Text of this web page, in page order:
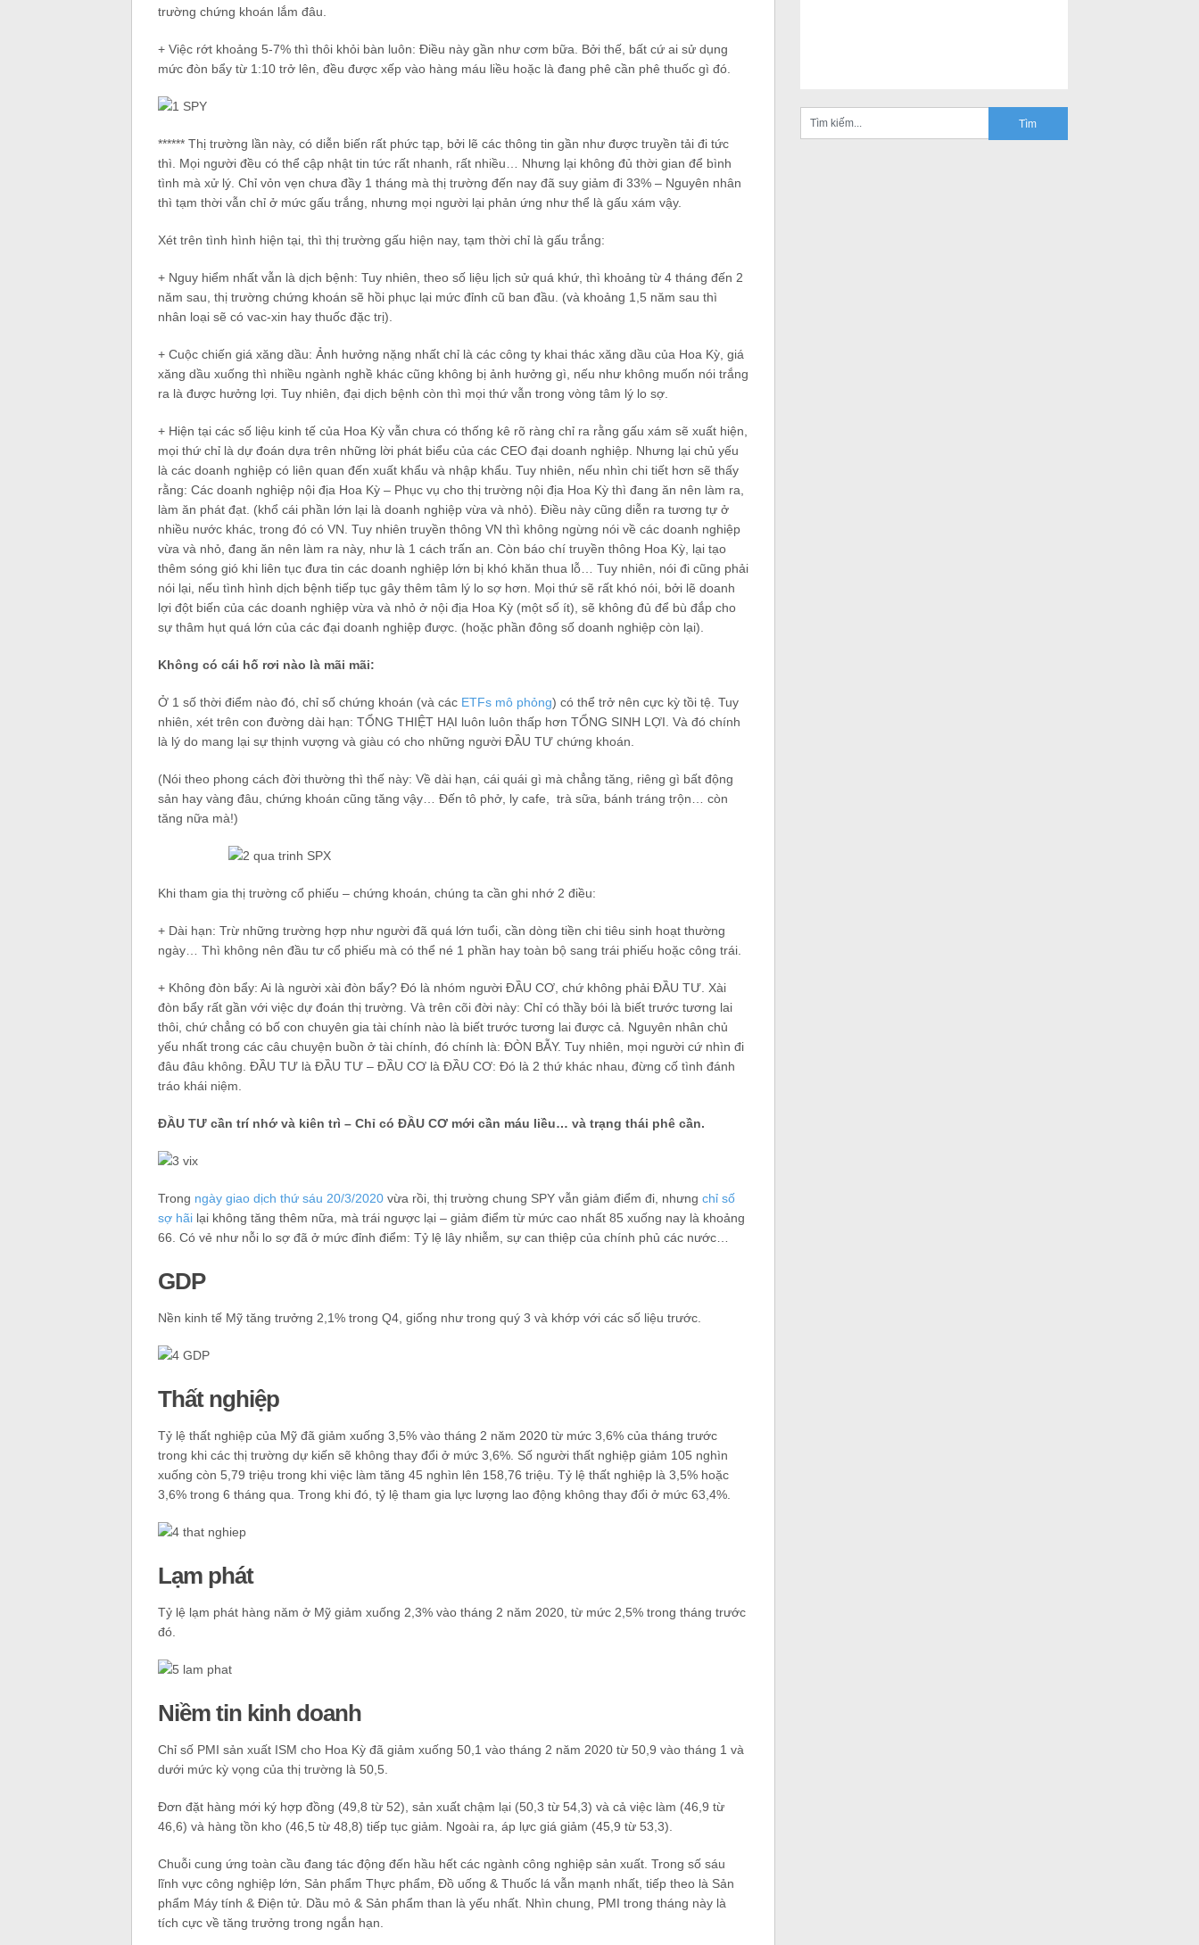
trường chứng khoán lắm đâu.
+ Việc rớt khoảng 5-7% thì thôi khỏi bàn luôn: Điều này gần như cơm bữa. Bởi thế, bất cứ ai sử dụng
mức đòn bẩy từ 1:10 trở lên, đều được xếp vào hàng máu liều hoặc là đang phê cần phê thuốc gì đó.
****** Thị trường lần này, có diễn biến rất phức tạp, bởi lẽ các thông tin gần như được truyền tải đi tức
thì. Mọi người đều có thể cập nhật tin tức rất nhanh, rất nhiều… Nhưng lại không đủ thời gian để bình
tình mà xử lý. Chỉ vỏn vẹn chưa đầy 1 tháng mà thị trường đến nay đã suy giảm đi 33% – Nguyên nhân
thì tạm thời vẫn chỉ ở mức gấu trắng, nhưng mọi người lại phản ứng như thể là gấu xám vậy.
Xét trên tình hình hiện tại, thì thị trường gấu hiện nay, tạm thời chỉ là gấu trắng:
+ Nguy hiểm nhất vẫn là dịch bệnh: Tuy nhiên, theo số liệu lịch sử quá khứ, thì khoảng từ 4 tháng đến 2
năm sau, thị trường chứng khoán sẽ hồi phục lại mức đỉnh cũ ban đầu. (và khoảng 1,5 năm sau thì
nhân loại sẽ có vac-xin hay thuốc đặc trị).
+ Cuộc chiến giá xăng dầu: Ảnh hưởng nặng nhất chỉ là các công ty khai thác xăng dầu của Hoa Kỳ, giá
xăng dầu xuống thì nhiều ngành nghề khác cũng không bị ảnh hưởng gì, nếu như không muốn nói trắng
ra là được hưởng lợi. Tuy nhiên, đại dịch bệnh còn thì mọi thứ vẫn trong vòng tâm lý lo sợ.
+ Hiện tại các số liệu kinh tế của Hoa Kỳ vẫn chưa có thống kê rõ ràng chỉ ra rằng gấu xám sẽ xuất hiện,
mọi thứ chỉ là dự đoán dựa trên những lời phát biểu của các CEO đại doanh nghiệp. Nhưng lại chủ yếu
là các doanh nghiệp có liên quan đến xuất khẩu và nhập khẩu. Tuy nhiên, nếu nhìn chi tiết hơn sẽ thấy
rằng: Các doanh nghiệp nội địa Hoa Kỳ – Phục vụ cho thị trường nội địa Hoa Kỳ thì đang ăn nên làm ra,
làm ăn phát đạt. (khổ cái phần lớn lại là doanh nghiệp vừa và nhỏ). Điều này cũng diễn ra tương tự ở
nhiều nước khác, trong đó có VN. Tuy nhiên truyền thông VN thì không ngừng nói về các doanh nghiệp
vừa và nhỏ, đang ăn nên làm ra này, như là 1 cách trấn an. Còn báo chí truyền thông Hoa Kỳ, lại tạo
thêm sóng gió khi liên tục đưa tin các doanh nghiệp lớn bị khó khăn thua lỗ… Tuy nhiên, nói đi cũng phải
nói lại, nếu tình hình dịch bệnh tiếp tục gây thêm tâm lý lo sợ hơn. Mọi thứ sẽ rất khó nói, bởi lẽ doanh
lợi đột biến của các doanh nghiệp vừa và nhỏ ở nội địa Hoa Kỳ (một số ít), sẽ không đủ để bù đắp cho
sự thâm hụt quá lớn của các đại doanh nghiệp được. (hoặc phần đông số doanh nghiệp còn lại).
Không có cái hố rơi nào là mãi mãi:
Ở 1 số thời điểm nào đó, chỉ số chứng khoán (và các ETFs mô phỏng) có thể trở nên cực kỳ tồi tệ. Tuy
nhiên, xét trên con đường dài hạn: TỔNG THIỆT HẠI luôn luôn thấp hơn TỔNG SINH LỢI. Và đó chính
là lý do mang lại sự thịnh vượng và giàu có cho những người ĐẦU TƯ chứng khoán.
(Nói theo phong cách đời thường thì thế này: Về dài hạn, cái quái gì mà chẳng tăng, riêng gì bất động
sản hay vàng đâu, chứng khoán cũng tăng vậy… Đến tô phở, ly cafe,
trà sữa, bánh tráng trộn… còn
tăng nữa mà!)
Khi tham gia thị trường cổ phiếu – chứng khoán, chúng ta cần ghi nhớ 2 điều:
+ Dài hạn: Trừ những trường hợp như người đã quá lớn tuổi, cần dòng tiền chi tiêu sinh hoạt thường
ngày… Thì không nên đầu tư cổ phiếu mà có thể né 1 phần hay toàn bộ sang trái phiếu hoặc công trái.
+ Không đòn bẩy: Ai là người xài đòn bẩy? Đó là nhóm người ĐẦU CƠ, chứ không phải ĐẦU TƯ. Xài
đòn bẩy rất gần với việc dự đoán thị trường. Và trên cõi đời này: Chỉ có thầy bói là biết trước tương lai
thôi, chứ chẳng có bố con chuyên gia tài chính nào là biết trước tương lai được cả. Nguyên nhân chủ
yếu nhất trong các câu chuyện buồn ở tài chính, đó chính là: ĐÒN BẪY. Tuy nhiên, mọi người cứ nhìn đi
đâu đâu không. ĐẦU TƯ là ĐẦU TƯ – ĐẦU CƠ là ĐẦU CƠ: Đó là 2 thứ khác nhau, đừng cố tình đánh
tráo khái niệm.
ĐẦU TƯ cần trí nhớ và kiên trì – Chỉ có ĐẦU CƠ mới cần máu liều… và trạng thái phê cần.
Trong ngày giao dịch thứ sáu 20/3/2020vừa rồi, thị trường chung SPY vẫn giảm điểm đi, nhưng chỉ số
sợ hãilại không tăng thêm nữa, mà trái ngược lại – giảm điểm từ mức cao nhất 85 xuống nay là khoảng
66. Có vẻ như nỗi lo sợ đã ở mức đỉnh điểm: Tỷ lệ lây nhiễm, sự can thiệp của chính phủ các nước…
GDP
Nền kinh tế Mỹ tăng trưởng 2,1% trong Q4, giống như trong quý 3 và khớp với các số liệu trước.
Thất nghiệp
Tỷ lệ thất nghiệp của Mỹ đã giảm xuống 3,5% vào tháng 2 năm 2020 từ mức 3,6% của tháng trước
trong khi các thị trường dự kiến ​​sẽ không thay đổi ở mức 3,6%. Số người thất nghiệp giảm 105 nghìn
xuống còn 5,79 triệu trong khi việc làm tăng 45 nghìn lên 158,76 triệu. Tỷ lệ thất nghiệp là 3,5% hoặc
3,6% trong 6 tháng qua. Trong khi đó, tỷ lệ tham gia lực lượng lao động không thay đổi ở mức 63,4%.
Lạm phát
Tỷ lệ lạm phát hàng năm ở Mỹ giảm xuống 2,3% vào tháng 2 năm 2020, từ mức 2,5% trong tháng trước
đó.
Niềm tin kinh doanh
Chỉ số PMI sản xuất ISM cho Hoa Kỳ đã giảm xuống 50,1 vào tháng 2 năm 2020 từ 50,9 vào tháng 1 và
dưới mức kỳ vọng của thị trường là 50,5.
Đơn đặt hàng mới ký hợp đồng (49,8 từ 52), sản xuất chậm lại (50,3 từ 54,3) và cả việc làm (46,9 từ
46,6) và hàng tồn kho (46,5 từ 48,8) tiếp tục giảm. Ngoài ra, áp lực giá giảm (45,9 từ 53,3).
Chuỗi cung ứng toàn cầu đang tác động đến hầu hết các ngành công nghiệp sản xuất. Trong số sáu
lĩnh vực công nghiệp lớn, Sản phẩm Thực phẩm, Đồ uống & Thuốc lá vẫn mạnh nhất, tiếp theo là Sản
phẩm Máy tính & Điện tử. Dầu mỏ & Sản phẩm than là yếu nhất. Nhìn chung, PMI trong tháng này là
tích cực về tăng trưởng trong ngắn hạn.